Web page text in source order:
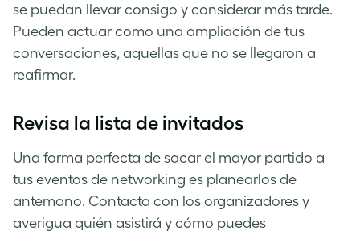
se puedan llevar consigo y considerar más tarde.
Pueden actuar como una ampliación de tus
conversaciones, aquellas que no se llegaron a
reafirmar.
Revisa la lista de invitados
Una forma perfecta de sacar el mayor partido a
tus eventos de networking es planearlos de
antemano. Contacta con los organizadores y
averigua quién asistirá y cómo puedes